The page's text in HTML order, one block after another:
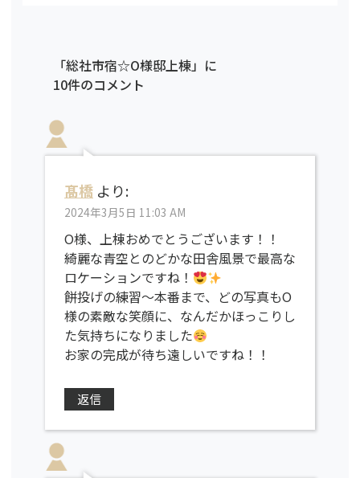
「総社市宿☆O様邸上棟」に
10件のコメント
髙橋 より:
2024年3月5日 11:03 AM
O様、上棟おめでとうございます！！
綺麗な青空とのどかな田舎風景で最高な
ロケーションですね！
餅投げの練習〜本番まで、どの写真もO
様の素敵な笑顔に、なんだかほっこりし
た気持ちになりました
お家の完成が待ち遠しいですね！！
返信